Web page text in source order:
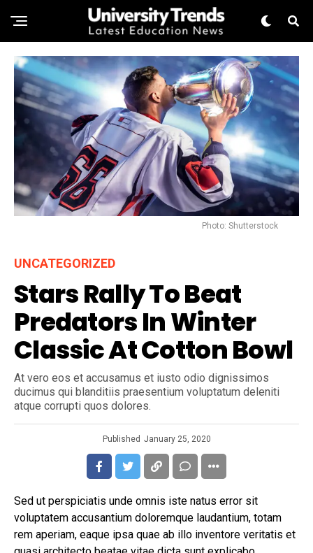
Photo: Shutterstock
UNCATEGORIZED
Stars Rally To Beat
Predators In Winter
Classic At Cotton Bowl
At vero eos et accusamus et iusto odio dignissimos
ducimus qui blanditiis praesentium voluptatum deleniti
atque corrupti quos dolores.
Published January 25, 2020
Sed ut perspiciatis unde omnis iste natus error sit
voluptatem accusantium doloremque laudantium, totam
rem aperiam, eaque ipsa quae ab illo inventore veritatis et